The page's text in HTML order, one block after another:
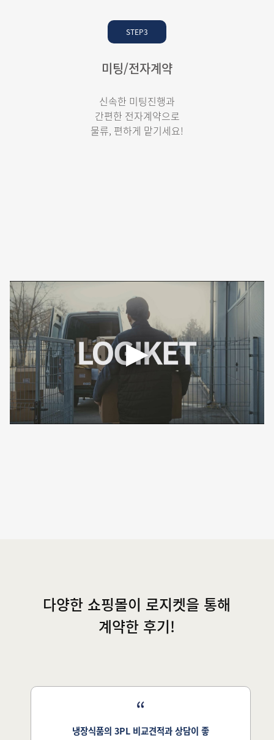
STEP3
미팅/전자계약
신속한 미팅진행과
간편한 전자계약으로
물류, 편하게 맡기세요!
다양한 쇼핑몰이 로지켓을 통해
계약한 후기!
냉장식품의 3PL 비교견적과 상담이 좋